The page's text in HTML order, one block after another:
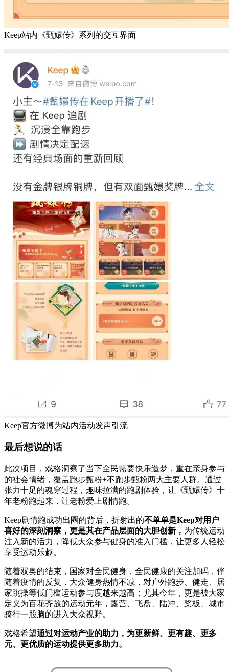
Keep站内《甄嬛传》系列的交互界面
Keep官方微博为站内活动发声引流
最后想说的话
此次项目，戏格洞察了当下全民需要快乐造梦，重在亲身参与
的社会情绪，覆盖跑步甄粉+不跑步甄粉两大主要人群。通过
张力十足的魂穿过程，趣味拉满的跑剧体验，让《甄嬛传》十
年老粉跑起来，让老粉爱上剧情跑。
Keep剧情跑成功出圈的背后，折射出的不单单是Keep对用户
喜好的深刻洞察，更是其在产品层面的大胆创新， 为传统运动
注入新的活力，降低大众参与健身的准入门槛，让更多人轻松
享受运动乐趣。
随着双奥的结束，国家对全民健身，全民健康的关注加码，伴
随着疫情的反复，大众健身热情不减，对户外跑步、健走、居
家跳操等低门槛运动参与度越来越高；尤其今年，更是被大家
定义为百花齐放的运动元年，露营、飞盘、陆冲、桨板、城市
骑行一股脑的进入大众视野。
戏格希望通过对运动产业的助力，为更新鲜、更有趣、更多
元、更优质的运动提供更多助力。